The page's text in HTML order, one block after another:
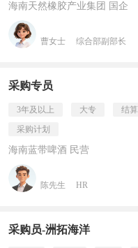
海南天然橡胶产业集团 国企
曹女士 综合部副部长
采购专员
3年及以上 大专 结算
采购计划
海南蓝带啤酒 民营
陈先生 HR
采购员-洲拓海洋